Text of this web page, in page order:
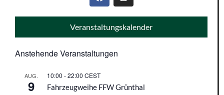
Veranstaltungskalender
Anstehende Veranstaltungen
AUG.
9
10:00 -22:00 CEST
Fahrzeugweihe FFW Grünthal